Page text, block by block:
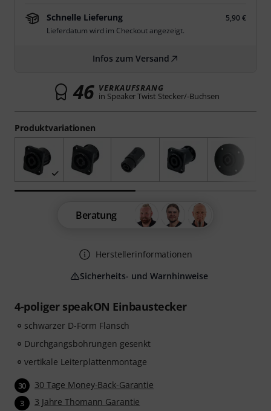
4-poliger speakON Einbaustecker
schwarzer D-Form Flansch
Durchgangsbohrungen gesenkt
vertikale Leiterplattenmontage
30 30 Tage Money-Back-Garantie
3 3 Jahre Thomann Garantie
Produktvariationen
Schnelle Lieferung
5,90 €
Lieferdatum wird im Checkout angezeigt.
Infos zum Versand
46 VERKAUFSRANG
in Speaker Twist Stecker/-Buchsen
Beratung
Herstellerinformationen
Sicherheits- und Warnhinweise